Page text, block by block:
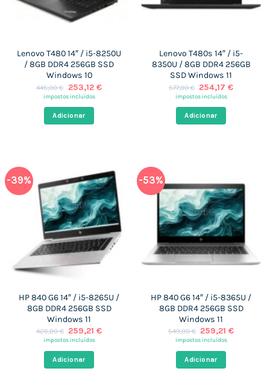
Lenovo T480 14″ / i5-8250U
/ 8GB DDR4 256GB SSD
Windows 10
445,00€
O
preço
era:
445,00 €.
253,12 €O
impostos incluídos
Adicionar
Lenovo T480s 14″ / i5-
8350U / 8GB DDR4 256GB
SSD Windows 11
577,00€ O
preço
era:
577,00 €.
254,17€O
impostos incluídos
Adicionar
-39%
HP 840 G6 14″ / i5-8265U /
8GB DDR4 256GB SSD
Windows 11
426,00€ O
preço
era:
426,00 €.
259,21€O
impostos incluídos
Adicionar
-53%
HP 840 G6 14″ / i5-8365U /
8GB DDR4 256GB SSD
Windows 11
549,00€ O
preço
era:
549,00 €.
259,21€O
impostos incluídos
Adicionar